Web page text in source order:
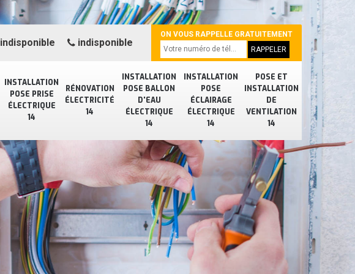
INSTALLATION
POSE PRISE
ÉLECTRIQUE
14
RÉNOVATION
ÉLECTRICITÉ
14
INSTALLATION
POSE BALLON
D'EAU
ÉLECTRIQUE
14
INSTALLATION
POSE
ÉCLAIRAGE
ÉLECTRIQUE
14
POSE ET
INSTALLATION
DE
VENTILATION
14
indisponible indisponible
ON VOUS RAPPELLE GRATUITEMENT